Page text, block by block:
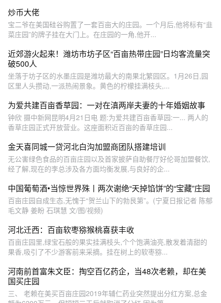
炒币大佬
宝二爷在美国硅谷购置了一套百亩大的庄园。一个月后,他将标有“韭
菜庄园”的牌子挂在大门上。在庄园的一角,他开...
近郊游火起来！潍坊市坊子区“百亩热带庄园”日均客流量突
破500人
坐落于坊子区的水墨庄园是潍坊最大的南果北繁园区。1月26日,园
区里人头攒动,一派热闹景象。黄色的柠檬挂满枝头,...
为爱共建百亩香草园：一对在滇两岸夫妻的十年婚姻故事
钟欣 摄中新网昆明4月21日电 题:为爱共建百亩香草园:一... 两人的
香草庄园正式开放营业。这座面积近百亩的香草庄园...
金天喜同城一贷河北白沟加盟商团队搭建培训
无公害绿色食品的百亩庄园以及首家披萨自助餐厅好伦哥加盟餐饮,
经了解,现在的李总涉及各方面均衡发展,与良好的企...
中国葡萄酒•当惊世界殊丨两次谢绝“天掉馅饼”的“宝藏”庄园
百亩庄园自成生态,无愧于“贺兰山下的勃艮第”。(宁夏日报记者 陈郁
毛文静 姜盼 石琪慧 文/图/视频)
河北迁西：百亩软枣猕猴桃喜获丰收
百亩庄园里,绿宝石般的果实挂满枝头,个个饱满油亮,散发着清甜的
果香,吸引了不少游客前来采摘。挂在树上的软枣猕...
河南前首富朱文臣：掏空百亿药企，当48次老赖，却在美
国买庄园
三、 老赖在美买百亩庄园2019年辅仁药业突然提出分红方案,总金